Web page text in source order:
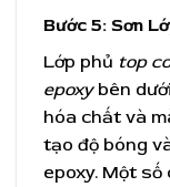
Bước 5: Sơn
Lớp phủ top
epoxybên
hóa chất và
tạo độ bóng
epoxy. Một